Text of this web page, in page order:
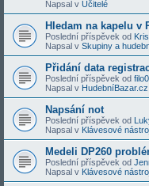
Napsal v Učitelé
Hledam na kapelu v
Poslední příspěvek od Kris
Napsal v Skupiny a
Přidání data
Poslední příspěvek od
Napsal v HudebníBazar.cz
Napsání not
Poslední příspěvek od
Napsal v Klávesové
Medeli DP260
Poslední příspěvek od
Napsal v Klávesové